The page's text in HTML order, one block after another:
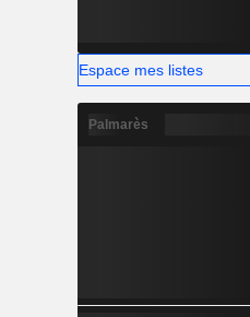
Espace mes listes
Palmarès